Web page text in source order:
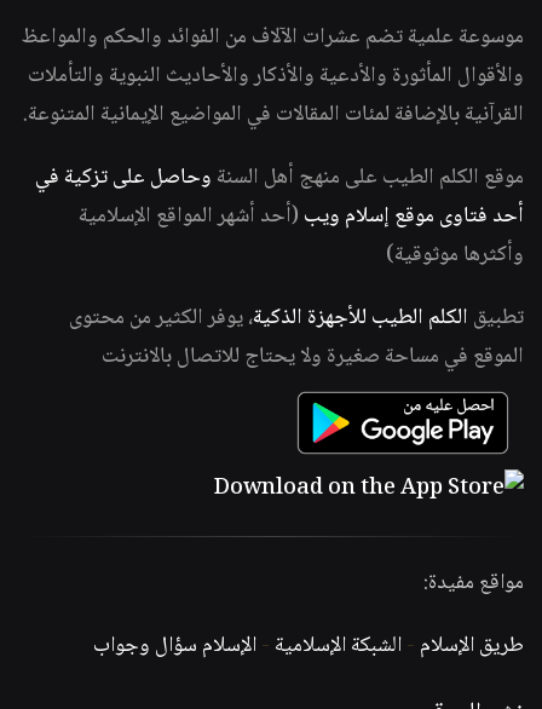
موسوعة علمية تضم عشرات الآلاف من الفوائد والحكم والمواعظ
والأقوال المأثورة والأدعية والأذكار والأحاديث النبوية والتأملات
القرآنية بالإضافة لمئات المقالات في المواضيع الإيمانية المتنوعة.
موقع الكلم الطيب على منهج أهل السنة وحاصل على تزكية في
أحد فتاوى موقع إسلام ويب (أحد أشهر المواقع الإسلامية
وأكثرها موثوقية)
تطبيق الكلم الطيب للأجهزة الذكية، يوفر الكثير من محتوى
الموقع في مساحة صغيرة ولا يحتاج للاتصال بالانترنت
مواقع مفيدة:
طريق الإسلام -الشبكة الإسلامية -الإسلام سؤال وجواب